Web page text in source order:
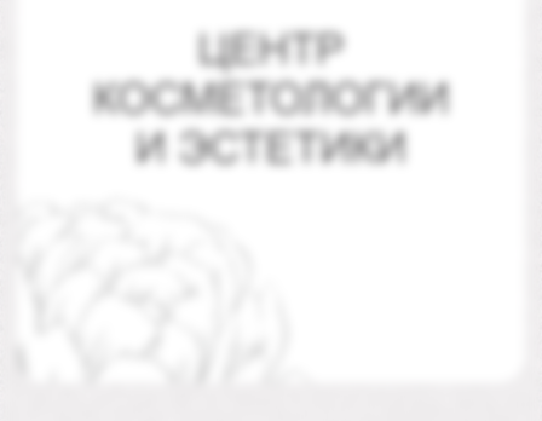
ПОДРОБНЕЕ ПОДРОБНЕЕ